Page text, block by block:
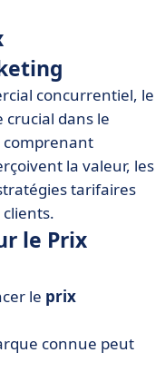
concurrentiel, le
crucial dans le
comprenant
la valeur, les
tarifaires
le Prix
le prix
connue peut